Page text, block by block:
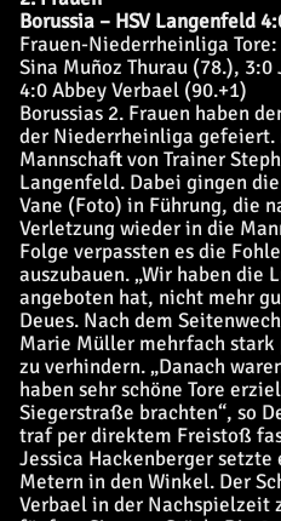
Borussia – HSV Langenfeld
Frauen-Niederrheinliga
Sina Muñoz Thurau (78.),
4:0 Abbey Verbael (90.+1)
Borussias 2. Frauen haben
der Niederrheinliga gefeiert.
Mannschaft von Trainer
Langenfeld. Dabei gingen
Vane (Foto) in Führung, die
Verletzung wieder in die
Folge verpassten es die
auszubauen. „Wir haben die
angeboten hat, nicht mehr
Deues. Nach dem
Marie Müller mehrfach stark
zu verhindern. „Danach
haben sehr schöne Tore
Siegerstraße brachten“, so
traf per direktem Freistoß
Jessica Hackenberger
Metern in den Winkel. Der
Verbael in der Nachspielzeit